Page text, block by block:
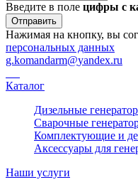
Введите в поле цифры c
Отправить
Нажимая на кнопку, вы
персональных данных
g.komandarm@yandex.ru
Каталог
Дизельные
Сварочные
Комплектующие и
Аксессуары для
Наши услуги